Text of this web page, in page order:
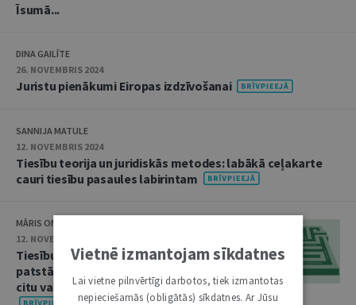
Īsumā...
DINA GAILĪTE
26. NOVEMBRIS 2024
Juristu pienākumi Eiropas izdzīvošanai
SANNIJA MATULE
12. NOVEMBRIS 2024
Tiesību teorija un juridiskās metodes: labākā ceļakarte
cauri tiesību pasaules labirintam
MĀRIS ONŽEVS
12. NOVEMBRIS 2024
Tiesību telpa, kurai nav savu
patstāvīgu atziņu, kļūst atkarīga no
citu valstu veidotām vērtībām
Vietnē izmantojam sīkdatnes
Lai vietne pilnvērtīgi darbotos, tiek izmantotas
nepieciešamās (obligātās) sīkdatnes. Ar Jūsu